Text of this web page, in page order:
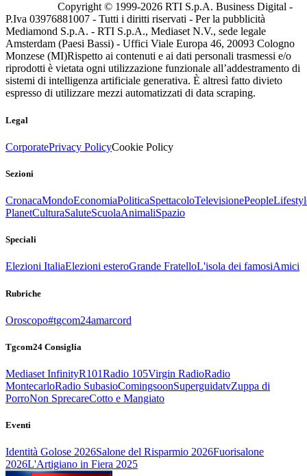
Copyright © 1999-2026 RTI S.p.A. Business Digital -
P.Iva 03976881007 - Tutti i diritti riservati - Per la pubblicità
Mediamond S.p.A. - RTI S.p.A., Mediaset N.V., sede legale
Amsterdam (Paesi Bassi) - Uffici Viale Europa 46, 20093 Cologno
Monzese (MI)Rispetto ai contenuti e ai dati personali trasmessi e/o
riprodotti è vietata ogni utilizzazione funzionale all’addestramento di
sistemi di intelligenza artificiale generativa. È altresì fatto divieto
espresso di utilizzare mezzi automatizzati di data scraping.
Legal
CorporatePrivacy PolicyCookie Policy
Sezioni
CronacaMondoEconomiaPoliticaSpettacoloTelevisionePeople
PlanetCulturaSaluteScuolaAnimaliSpazio
Speciali
Elezioni ItaliaElezioni esteroGrande FratelloL'isola dei famosiAmici
Rubriche
Oroscopo#tgcom24amarcord
Tgcom24 Consiglia
Mediaset InfinityR101Radio 105Virgin RadioRadio
MontecarloRadio SubasioComingsoonSuperguidatvZuppa di
PorroNon SprecareCotto e Mangiato
Eventi
Identità Golose 2026Salone del Risparmio 2026Fuorisalone
2026L'Artigiano in Fiera 2025